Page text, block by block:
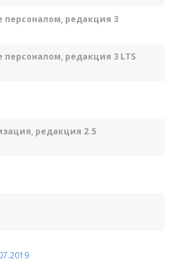
персоналом, редакция 3
редакция 3 LTS
редакция 2.5